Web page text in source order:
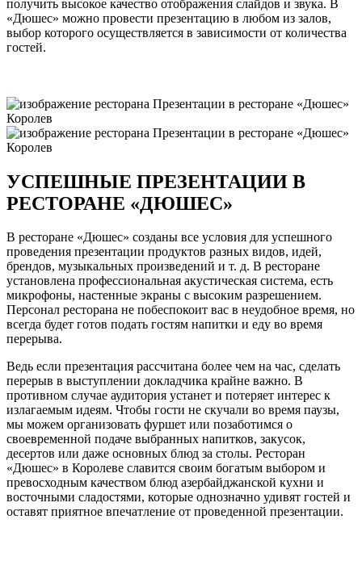
получить высокое качество отображения слайдов и звука. В
«Дюшес» можно провести презентацию в любом из залов,
выбор которого осуществляется в зависимости от количества
гостей.
УСПЕШНЫЕ ПРЕЗЕНТАЦИИ В
РЕСТОРАНЕ «ДЮШЕС»
В ресторане «Дюшес» созданы все условия для успешного
проведения презентации продуктов разных видов, идей,
брендов, музыкальных произведений и т. д. В ресторане
установлена профессиональная акустическая система, есть
микрофоны, настенные экраны с высоким разрешением.
Персонал ресторана не побеспокоит вас в неудобное время, но
всегда будет готов подать гостям напитки и еду во время
перерыва.
Ведь если презентация рассчитана более чем на час, сделать
перерыв в выступлении докладчика крайне важно. В
противном случае аудитория устанет и потеряет интерес к
излагаемым идеям. Чтобы гости не скучали во время паузы,
мы можем организовать фуршет или позаботимся о
своевременной подаче выбранных напитков, закусок,
десертов или даже основных блюд за столы. Ресторан
«Дюшес» в Королеве славится своим богатым выбором и
превосходным качеством блюд азербайджанской кухни и
восточными сладостями, которые однозначно удивят гостей и
оставят приятное впечатление от проведенной презентации.